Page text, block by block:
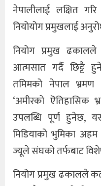
नेपालीलाई लक्षित
नियोयोग प्रमुखलाई
नियोग प्रमुख ढकालले
आत्मसात गर्दै छिट्टै
तमिमको नेपाल
‘अमीरको ऎतिहासिक
उपलब्धि पूर्ण हुनेछ,
मिडियाको भुमिका
ज्यूले संघको तर्फबाट
नियोग प्रमुख ढकालले